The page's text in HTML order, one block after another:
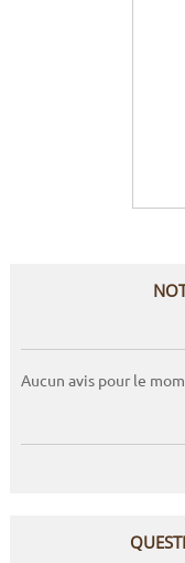
Aucun avis pour le